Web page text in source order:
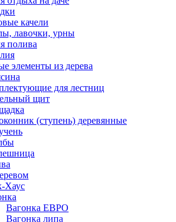
качели
лавочки, урны
полива
элементы из дерева
для лестниц
щит
(ступень) деревянные
Хаус
Вагонка ЕВРО
Вагонка липа